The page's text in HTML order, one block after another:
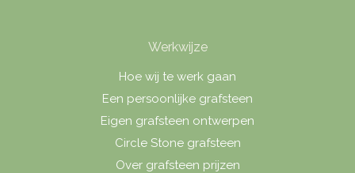
Werkwijze
Hoe wij te werk gaan
Een persoonlijke grafsteen
Eigen grafsteen ontwerpen
Circle Stone grafsteen
Over grafsteen prijzen